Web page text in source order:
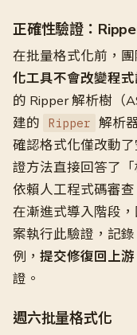
正確性驗證：
在批量格式化前，
化工具不會改變程
的 Ripper 解析樹（
建的
Ripper 解析
確認格式化僅改動
證方法直接回答了
依賴人工程式碼審查
在漸進式導入階段
案執行此驗證，記
例， 提交修復回上
證。
週六批量格式化